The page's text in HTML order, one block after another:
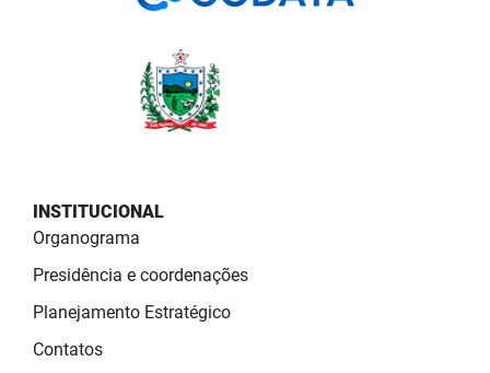
INSTITUCIONAL
Organograma
Presidência e coordenações
Planejamento Estratégico
Contatos